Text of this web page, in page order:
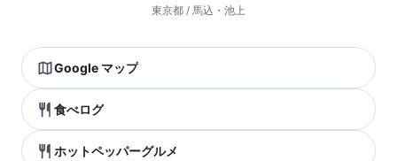
東京都 / 馬込・池上
Google マップ
食べログ
ホットペッパーグルメ